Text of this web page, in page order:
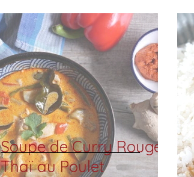
Soupe de Curry Rouge
Thaï au Poulet